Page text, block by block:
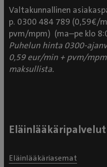
Valtakunnallinen
p. 0300 484 789 (0,59€/
pvm/mpm) (ma–pe klo
Puhelun hinta 0300-
0,59 eur/min + pvm/
maksullista.
Eläinlääkäripalvelut
Eläinlääkäriasemat